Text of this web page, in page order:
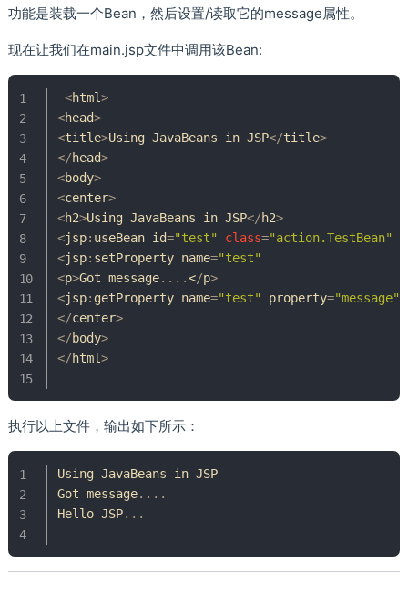
功能是装载一个Bean，然后设置/读取它的message属性。
现在让我们在main.jsp文件中调用该Bean:
<html>
<head>
<title>Using JavaBeans in JSP</title>
</head>
<body>
<center>
<h2>Using JavaBeans in JSP</h2>
<jsp: useBean id="test" class="action.TestBean"
<jsp: setProperty name="test"
<p>Got message. . . .</p>
<jsp: getProperty name="test" property="message"
</center>
</body>
</html>
执行以上文件，输出如下所示：
Using JavaBeans
in JSP
Got message. . . .
Hello JSP. . .